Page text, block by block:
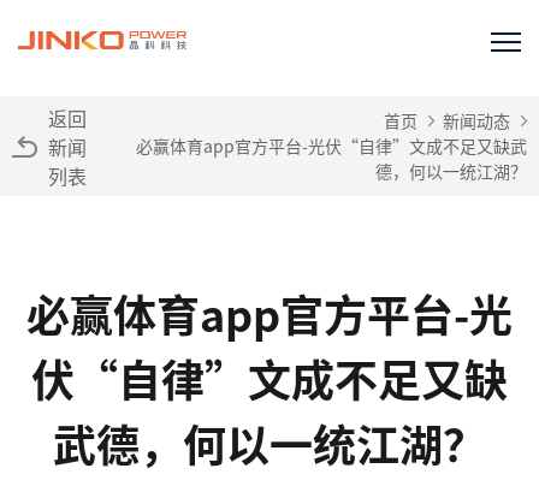
返回
新闻
列表
首页
新闻动态
必赢体育app官方平台-光伏“自律”文成不足又缺武
德，何以一统江湖？
必赢体育app官方平台-光
伏“自律”文成不足又缺
武德，何以一统江湖？